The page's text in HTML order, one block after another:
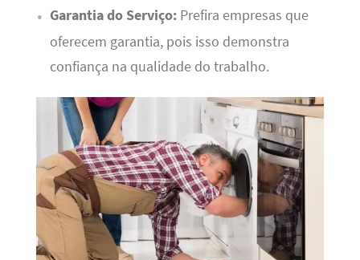
Garantia do Serviço:Prefira empresas que
oferecem garantia, pois isso demonstra
confiança na qualidade do trabalho.